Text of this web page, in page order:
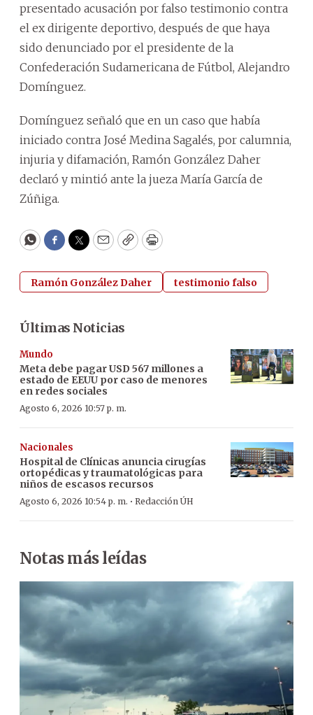
presentado acusación por falso testimonio contra
el ex dirigente deportivo, después de que haya
sido denunciado por el presidente de la
Confederación Sudamericana de Fútbol, Alejandro
Domínguez.
Domínguez señaló que en un caso que había
iniciado contra José Medina Sagalés, por calumnia,
injuria y difamación, Ramón González Daher
declaró y mintió ante la jueza María García de
Zúñiga.
WhatsApp
Facebook
Twitter
EmailCopyPrint
Ramón González Daher testimonio falso
Últimas Noticias
Mundo
Meta debe pagar USD 567 millones a
estado de EEUU por caso de menores
en redes sociales
Agosto 6, 2026 10:57 p. m.
Nacionales
Hospital de Clínicas anuncia cirugías
ortopédicas y traumatológicas para
niños de escasos recursos
Agosto 6, 2026 10:54 p. m. · Redacción ÚH
Notas más leídas